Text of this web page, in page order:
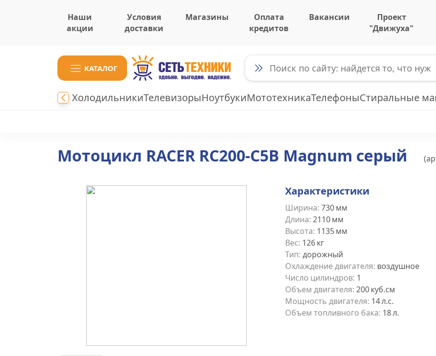
Наши
акции
Условия
доставки
Магазины
Оплата
кредитов
Вакансии
Проект
"Движуха"
КАТАЛОГ
ХолодильникиТелевизорыНоутбукиМототехникаТелефоныСтиральные
Мотоцикл RACER RC200-C5B Magnum серый
Характеристики
Ширина: 730мм
Длина: 2110мм
Высота: 1135мм
Вес: 126кг
Тип: дорожный
Охлаждение двигателя: воздушное
Число цилиндров: 1
Объем двигателя: 200куб.см
Мощность двигателя: 14л.с.
Объем топливного бака: 18л.